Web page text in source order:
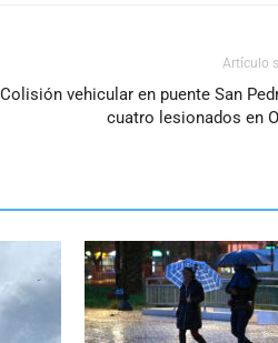
Artículo
Colisión vehicular en puente San
cuatro lesionados en